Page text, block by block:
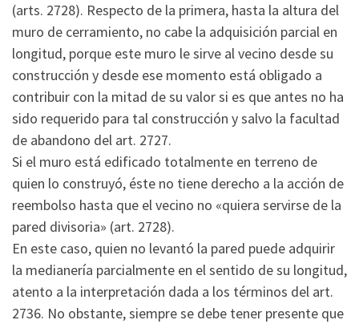
(arts. 2728). Respecto de la primera, hasta la altura del
muro de cerramiento, no cabe la adquisición parcial en
longitud, porque este muro le sirve al vecino desde su
construcción y desde ese momento está obligado a
contribuir con la mitad de su valor si es que antes no ha
sido requerido para tal construcción y salvo la facultad
de abandono del art. 2727.
Si el muro está edificado totalmente en terreno de
quien lo construyó, éste no tiene derecho a la acción de
reembolso hasta que el vecino no «quiera servirse de la
pared divisoria» (art. 2728).
En este caso, quien no levantó la pared puede adquirir
la medianería parcialmente en el sentido de su longitud,
atento a la interpretación dada a los términos del art.
2736. No obstante, siempre se debe tener presente que